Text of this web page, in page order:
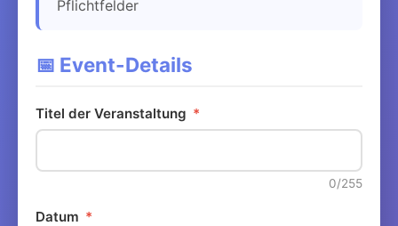
Pflichtfelder
📅 Event-Details
Titel der Veranstaltung *
0/255
Datum *